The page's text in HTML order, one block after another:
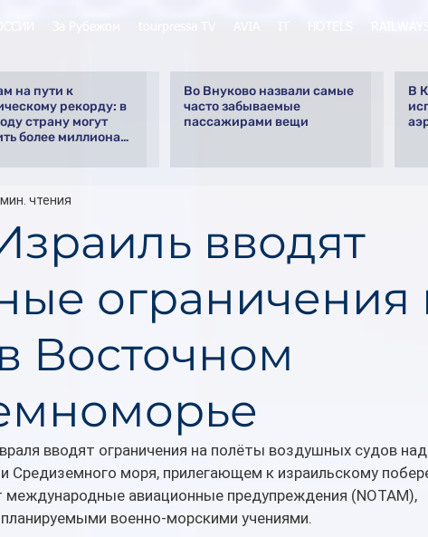
на пути к
рекорду: в
страну могут
более миллиона
Во Внуково назвали самые
часто забываемые
пассажирами вещи
В
вводят
ограничения
Восточном
чтения
вводят ограничения на полёты воздушных судов над
Средиземного моря, прилегающем к израильскому
авиационные предупреждения (NOTAM),
военно-морскими учениями.